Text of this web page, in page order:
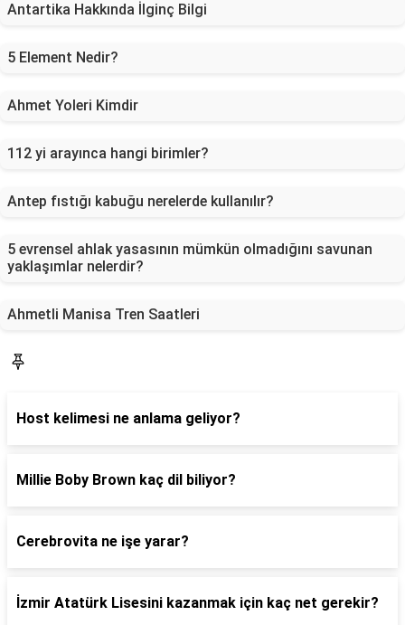
Antartika Hakkında İlginç Bilgi
5 Element Nedir?
Ahmet Yoleri Kimdir
112 yi arayınca hangi birimler?
Antep fıstığı kabuğu nerelerde kullanılır?
5 evrensel ahlak yasasının mümkün olmadığını savunan
yaklaşımlar nelerdir?
Ahmetli Manisa Tren Saatleri
Host kelimesi ne anlama geliyor?
Millie Boby Brown kaç dil biliyor?
Cerebrovita ne işe yarar?
İzmir Atatürk Lisesini kazanmak için kaç net gerekir?